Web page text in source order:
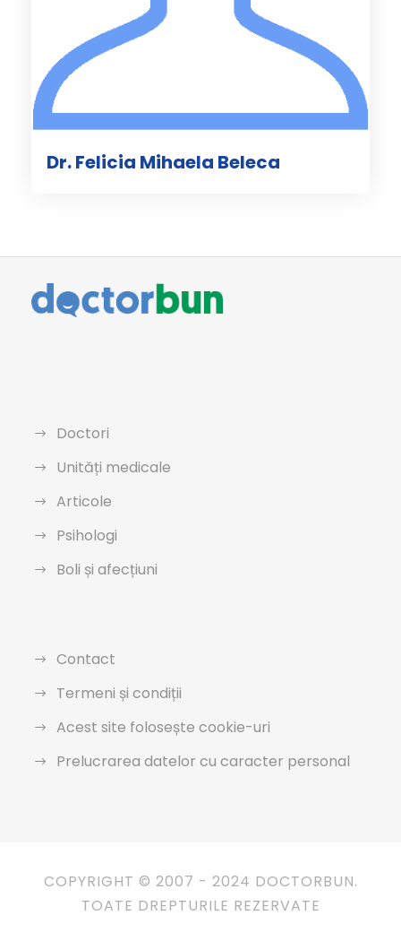
Dr. Felicia Mihaela Beleca
Doctori
Unități medicale
Articole
Psihologi
Boli și afecțiuni
Contact
Termeni și condiții
Acest site folosește cookie-uri
Prelucrarea datelor cu caracter personal
COPYRIGHT © 2007 - 2024 DOCTORBUN.
TOATE DREPTURILE REZERVATE